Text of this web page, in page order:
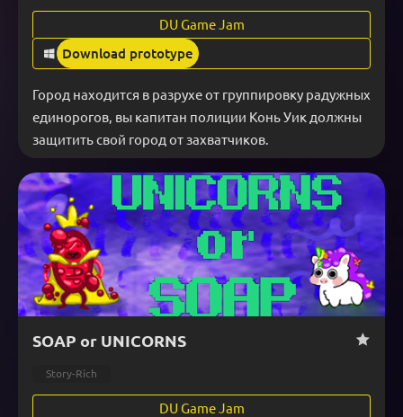
DU Game Jam
Download prototype
Город находится в разрухе от группировку радужных
единорогов, вы капитан полиции Конь Уик должны
защитить свой город от захватчиков.
SOAP or UNICORNS
Story-Rich
DU Game Jam